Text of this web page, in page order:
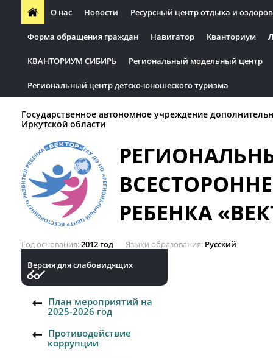
О нас Новости Ресурсный центр отдыха и
Форма обращения граждан Навигатор Кванториум
КВАНТОРИУМ СИБИРЬ Региональный модельный центр
Региональный центр детско-юношеского туризма
Государственное автономное учреждение
Иркутской области
РЕБЕНКА
Год основания 2012 год Языки образования Русский
Версия для слабовидящих
План мероприятий на
2025-2026 год
Противодействие
коррупции